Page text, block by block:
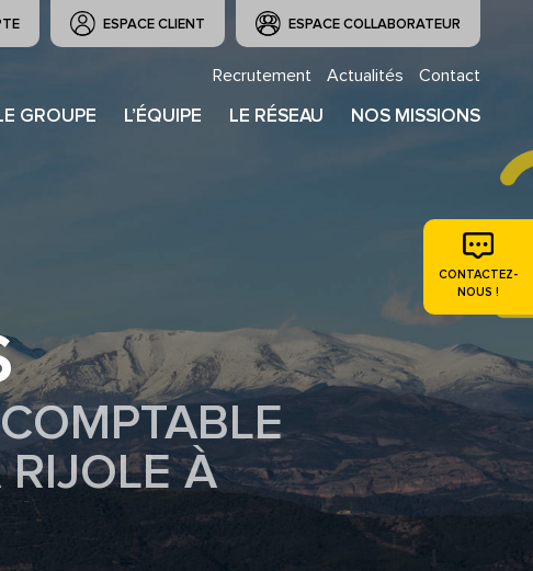
ESPACE CLIENT ESPACE COLLABORATEUR
Recrutement Actualités Contact
GROUPE L’ÉQUIPE LE RÉSEAU NOS MISSIONS
À
CONTACTEZ-
NOUS !